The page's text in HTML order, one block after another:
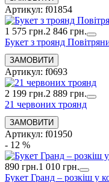
Артикул: f01854
1 575 грн.2 846 грн.
Букет з троянд
Артикул: f0693
2 199 грн.2 889 грн.
21 червоних троянд
Артикул: f01950
- 12 %
890 грн.1 010 грн.
Букет Гранд – розкіш у